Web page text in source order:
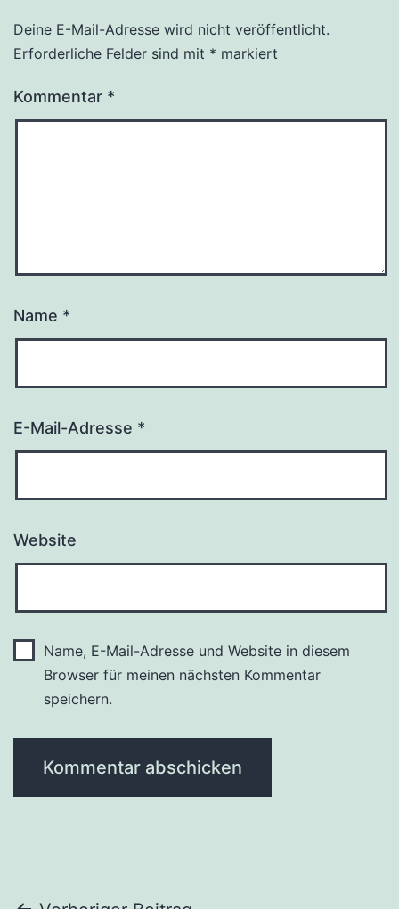
Deine E-Mail-Adresse wird nicht veröffentlicht.
Erforderliche Felder sind mit * markiert
Kommentar *
Name *
E-Mail-Adresse *
Website
Name, E-Mail-Adresse und Website in diesem
Browser für meinen nächsten Kommentar
speichern.